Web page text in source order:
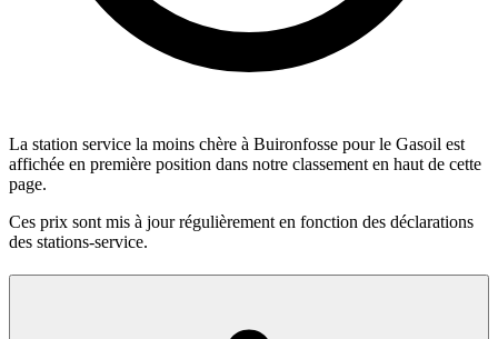
La station service la moins chère à Buironfosse pour le Gasoil est
affichée en première position dans notre classement en haut de cette
page.
Ces prix sont mis à jour régulièrement en fonction des déclarations
des stations-service.